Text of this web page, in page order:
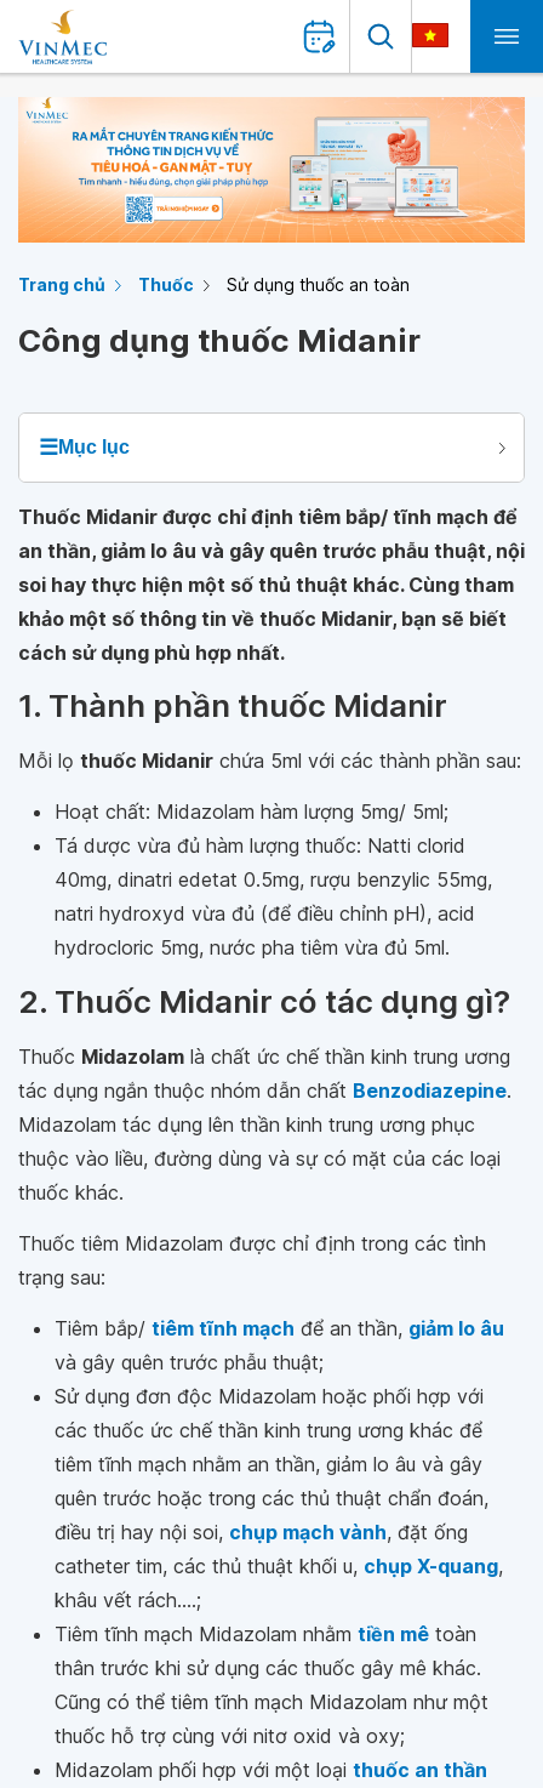
Trang chủ Thuốc Sử dụng thuốc an toàn
Công dụng thuốc Midanir
☰Mục lục
Thuốc Midanir được chỉ định tiêm bắp/ tĩnh mạch để
an thần, giảm lo âu và gây quên trước phẫu thuật, nội
soi hay thực hiện một số thủ thuật khác. Cùng tham
khảo một số thông tin về thuốc Midanir, bạn sẽ biết
cách sử dụng phù hợp nhất.
1. Thành phần thuốc Midanir
Mỗi lọ thuốc Midanir chứa 5ml với các thành phần sau:
Hoạt chất: Midazolam hàm lượng 5mg/ 5ml;
Tá dược vừa đủ hàm lượng thuốc: Natti clorid
40mg, dinatri edetat 0.5mg, rượu benzylic 55mg,
natri hydroxyd vừa đủ (để điều chỉnh pH), acid
hydrocloric 5mg, nước pha tiêm vừa đủ 5ml.
2. Thuốc Midanir có tác dụng gì?
Thuốc Midazolam là chất ức chế thần kinh trung ương
tác dụng ngắn thuộc nhóm dẫn chất Benzodiazepine.
Midazolam tác dụng lên thần kinh trung ương phục
thuộc vào liều, đường dùng và sự có mặt của các loại
thuốc khác.
Thuốc tiêm Midazolam được chỉ định trong các tình
trạng sau:
Tiêm bắp/ tiêm tĩnh mạch để an thần, giảm lo âu
và gây quên trước phẫu thuật;
Sử dụng đơn độc Midazolam hoặc phối hợp với
các thuốc ức chế thần kinh trung ương khác để
tiêm tĩnh mạch nhằm an thần, giảm lo âu và gây
quên trước hoặc trong các thủ thuật chẩn đoán,
điều trị hay nội soi, chụp mạch vành, đặt ống
catheter tim, các thủ thuật khối u, chụp X-quang,
khâu vết rách....;
Tiêm tĩnh mạch Midazolam nhằm tiền mê toàn
thân trước khi sử dụng các thuốc gây mê khác.
Cũng có thể tiêm tĩnh mạch Midazolam như một
thuốc hỗ trợ cùng với nitơ oxid và oxy;
Midazolam phối hợp với một loại thuốc an thần